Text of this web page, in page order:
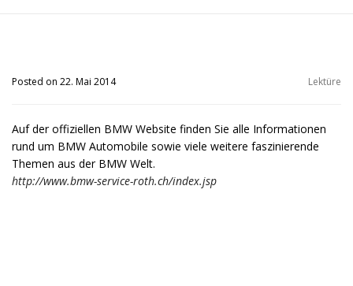
Posted on 22. Mai 2014 Lektüre
Auf der offiziellen BMW Website finden Sie alle Informationen
rund um BMW Automobile sowie viele weitere faszinierende
Themen aus der BMW Welt.
http://www.bmw-service-roth.ch/index.jsp